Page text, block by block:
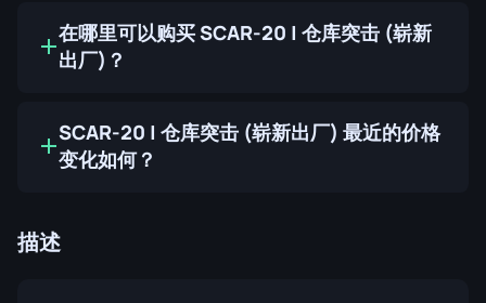
在哪里可以购买 SCAR-20 | 仓库突击 (崭新
出厂)？
SCAR-20 | 仓库突击 (崭新出厂) 最近的价格
变化如何？
描述